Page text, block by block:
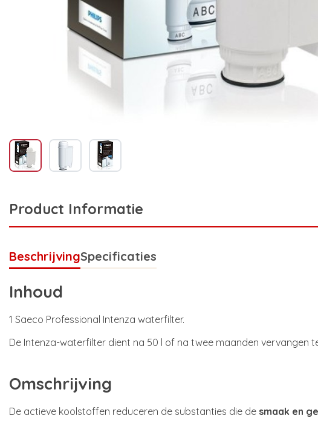
Product Informatie
BeschrijvingSpecificaties
Inhoud
1 Saeco Professional Intenza waterfilter.
De Intenza-waterfilter dient na 50 l of na twee maanden vervangen
Omschrijving
De actieve koolstoffen reduceren de substanties die de smaak en